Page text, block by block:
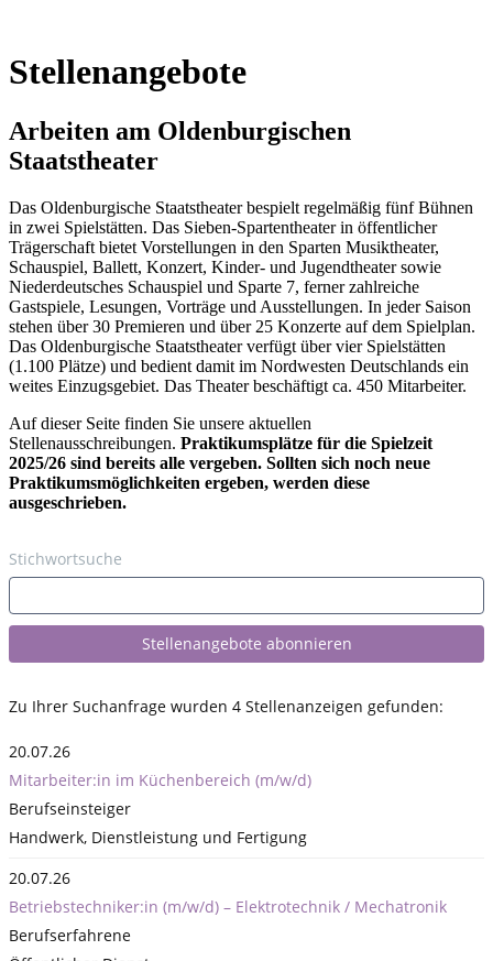
Stellenangebote
Arbeiten am Oldenburgischen
Staatstheater
Das Oldenburgische Staatstheater bespielt regelmäßig fünf Bühnen
in zwei Spielstätten. Das Sieben-Spartentheater in öffentlicher
Trägerschaft bietet Vorstellungen in den Sparten Musiktheater,
Schauspiel, Ballett, Konzert, Kinder- und Jugendtheater sowie
Niederdeutsches Schauspiel und Sparte 7, ferner zahlreiche
Gastspiele, Lesungen, Vorträge und Ausstellungen. In jeder Saison
stehen über 30 Premieren und über 25 Konzerte auf dem Spielplan.
Das Oldenburgische Staatstheater verfügt über vier Spielstätten
(1.100 Plätze) und bedient damit im Nordwesten Deutschlands ein
weites Einzugsgebiet. Das Theater beschäftigt ca. 450 Mitarbeiter.
Auf dieser Seite finden Sie unsere aktuellen
Stellenausschreibungen. Praktikumsplätze für die Spielzeit
2025/26 sind bereits alle vergeben. Sollten sich noch neue
Praktikumsmöglichkeiten ergeben, werden diese
ausgeschrieben.